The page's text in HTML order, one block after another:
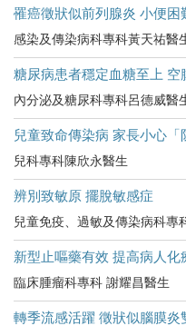
罹癌徵狀似前列腺炎 小便困
感染及傳染病科專科黃天祐醫
糖尿病患者穩定血糖至上
內分泌及糖尿科專科呂德威醫
兒童致命傳染病 家長小心「
兒科專科陳欣永醫生
辨別致敏原 擺脫敏感症
兒童免疫、過敏及傳染病科專
新型止嘔藥有效 提高病人化
臨床腫瘤科專科 謝耀昌醫生
轉季流感活躍 徵狀似腦膜